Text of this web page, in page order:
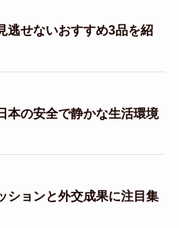
逃せないおすすめ3品を紹
本の安全で静かな生活環境
ションと外交成果に注目集